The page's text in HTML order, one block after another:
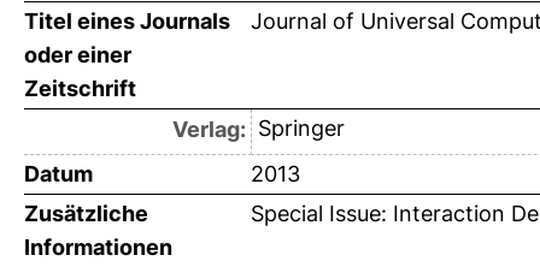
Titel eines Journals
oder einer
Zeitschrift
Journal of Universal
Verlag: Springer
Datum
2013
Zusätzliche
Informationen
Special Issue: Interaction